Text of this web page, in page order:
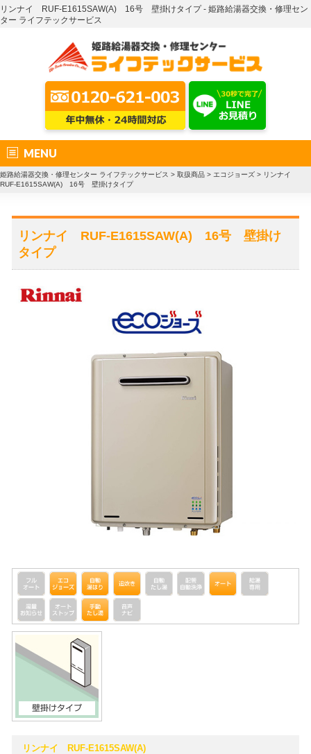
リンナイ RUF-E1615SAW(A) 16号 壁掛けタイプ - 姫路給湯器交換・修理セン
ター ライフテックサービス
MENU
姫路給湯器交換・修理センター ライフテックサービス > 取扱商品 > エコジョーズ > リンナイ
RUF-E1615SAW(A) 16号 壁掛けタイプ
リンナイ RUF-E1615SAW(A) 16号 壁掛け
タイプ
リンナイ RUF-E1615SAW(A)